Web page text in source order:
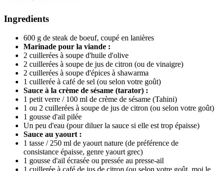
Ingredients
600 g de steak de boeuf, coupé en lanières
Marinade pour la viande :
2 cuillerées à soupe d'huile d'olive
2 cuillerées à soupe de jus de citron (ou de vinaigre)
2 cuillerées à soupe d'épices à shawarma
1 cuillerée à café de sel (ou selon votre goût)
Sauce à la crème de sésame (tarator) :
1 petit verre / 100 ml de crème de sésame (Tahini)
1 ou 2 cuillerées à soupe de jus de citron (ou selon votre goût)
1 gousse d'ail pilée
Un peu d'eau (pour diluer la sauce si elle est trop épaisse)
Sauce au yaourt :
1 tasse / 250 ml de yaourt nature (de préférence de
consistance épaisse, genre yaourt grec)
1 gousse d'ail écrasée ou pressée au presse-ail
1 cuillerée à café de jus de citron (ou selon votre goût, moi le